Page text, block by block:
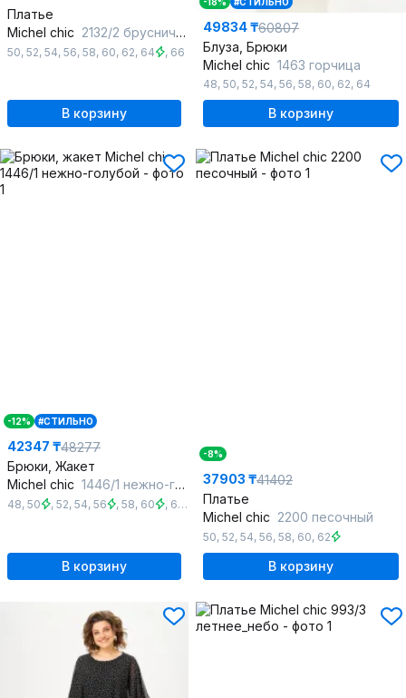
Платье
Michel chic 2132/2 брусничный_клетка
50, 52, 54, 56, 58, 60, 62, 64 , 66
В корзину
49834 ₸60807
Блуза, Брюки
Michel chic 1463 горчица
48, 50, 52, 54, 56, 58, 60, 62, 64
В корзину
-12% #СТИЛЬНО
42347 ₸48277
Брюки, Жакет
Michel chic 1446/1 нежно-голубой
48, 50 , 52, 54, 56 , 58, 60 , 62 64
В корзину
-8%
37903 ₸41402
Платье
Michel chic 2200 песочный
50, 52, 54, 56, 58, 60, 62
В корзину